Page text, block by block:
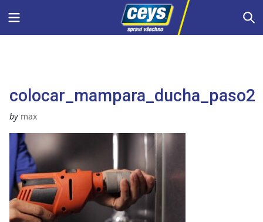
Menu
colocar_mampara_ducha_paso2
by max